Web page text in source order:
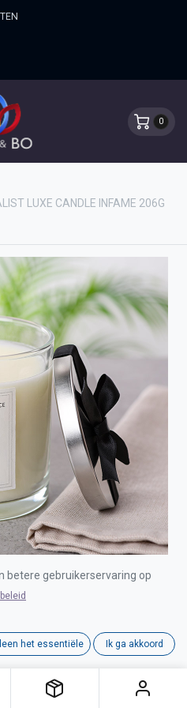
0
LUXE CANDLE INFAME 206G
LUXE CANDLE
betere gebruikerservaring op
het essentiële Ik ga akkoord